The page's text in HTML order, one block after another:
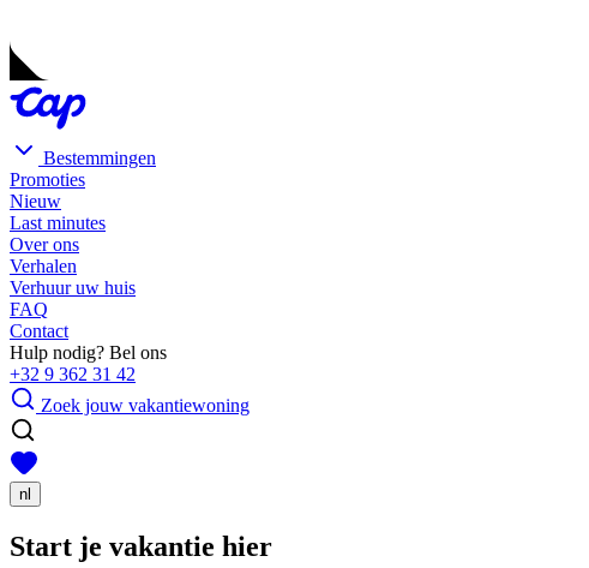
Bestemmingen
Promoties
Nieuw
Last minutes
Over ons
Verhalen
Verhuur uw huis
FAQ
Contact
Hulp nodig? Bel ons
+32 9 362 31 42
Zoek jouw vakantiewoning
nl
Start je vakantie hier